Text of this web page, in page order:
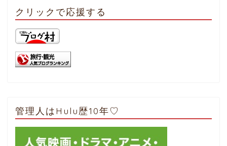
クリックで応援する
管理人はHulu歴10年♡